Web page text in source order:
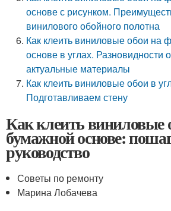
основе с рисунком.
винилового обойного полотна
Как клеить виниловые обои на
основе в углах.
актуальные материалы
Как клеить виниловые обои в
Подготавливаем стену
Как клеить виниловые
бумажной основе:
руководство
Советы по ремонту
Марина Лобачева